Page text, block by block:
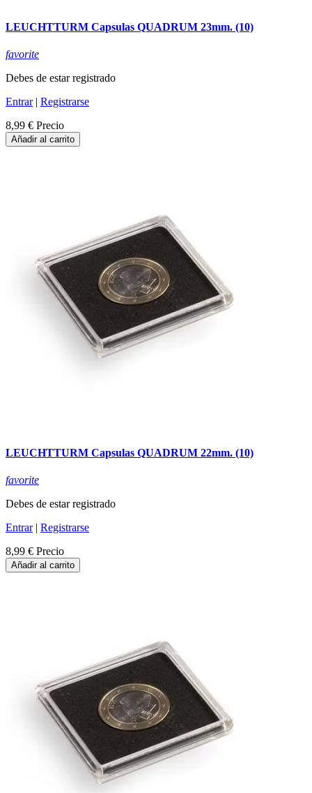
LEUCHTTURM Capsulas QUADRUM 23mm. (10)
favorite
Debes de estar registrado
Entrar| Registrarse
8,99 € Precio
Añadir al carrito
LEUCHTTURM Capsulas QUADRUM 22mm. (10)
favorite
Debes de estar registrado
Entrar| Registrarse
8,99 € Precio
Añadir al carrito